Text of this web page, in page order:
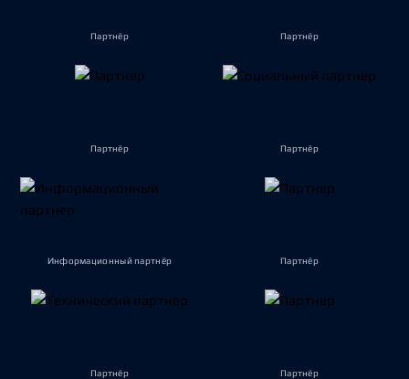
Партнёр Партнёр
Партнёр Партнёр
Информационный партнёр Партнёр
Партнёр Партнёр